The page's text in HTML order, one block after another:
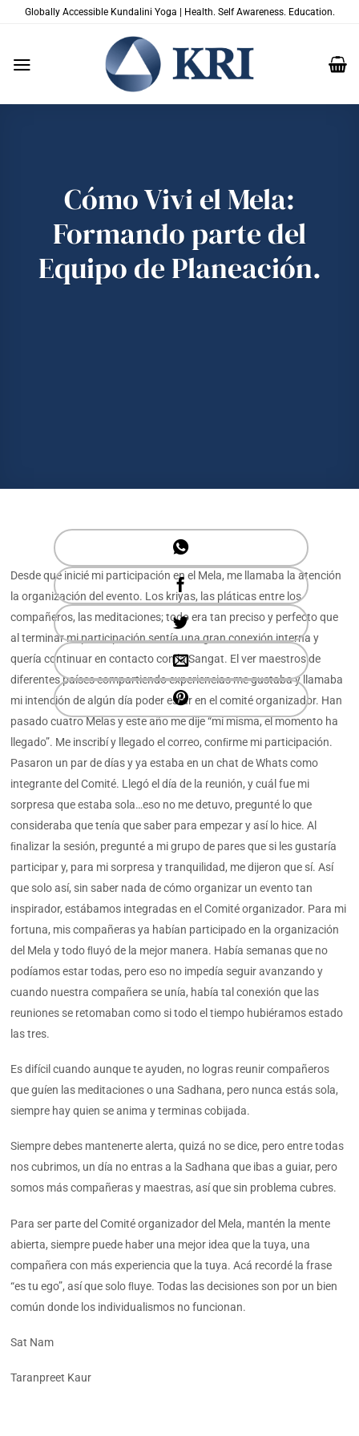
SaltaGlobally Accessible Kundalini Yoga | Health. Self Awareness. Education.
Cómo Vivi el Mela:
Formando parte del
Equipo de Planeación.
Desde que inicié mi participación en el Mela, me llamaba la atención
la organización del evento. Los kriyas, las pláticas entre los
compañeros, las meditaciones; todo era tan preciso y perfecto que
al terminar mi participación sentía una gran conexión interna y
quería continuar en contacto con la Sangat. El ver maestros de
diferentes países compartiendo experiencias me gustaba y llamaba
mi intención de algún día poder estar en el comité organizador. Han
pasado cuatro Melas y este año me dije “mí misma, el momento ha
llegado”. Me inscribí y llegado el correo, conﬁrme mi participación.
Pasaron un par de días y ya estaba en un chat de Whats como
integrante del Comité. Llegó el día de la reunión, y cuál fue mi
sorpresa que estaba sola…eso no me detuvo, pregunté lo que
consideraba que tenía que saber para empezar y así lo hice. Al
ﬁnalizar la sesión, pregunté a mi grupo de pares que si les gustaría
participar y, para mi sorpresa y tranquilidad, me dijeron que sí. Así
que solo así, sin saber nada de cómo organizar un evento tan
inspirador, estábamos integradas en el Comité organizador. Para mi
fortuna, mis compañeras ya habían participado en la organización
del Mela y todo ﬂuyó de la mejor manera. Había semanas que no
podíamos estar todas, pero eso no impedía seguir avanzando y
cuando nuestra compañera se unía, había tal conexión que las
reuniones se retomaban como si todo el tiempo hubiéramos estado
las tres.
Es difícil cuando aunque te ayuden, no logras reunir compañeros
que guíen las meditaciones o una Sadhana, pero nunca estás sola,
siempre hay quien se anima y terminas cobijada.
Siempre debes mantenerte alerta, quizá no se dice, pero entre todas
nos cubrimos, un día no entras a la Sadhana que ibas a guiar, pero
somos más compañeras y maestras, así que sin problema cubres.
Para ser parte del Comité organizador del Mela, mantén la mente
abierta, siempre puede haber una mejor idea que la tuya, una
compañera con más experiencia que la tuya. Acá recordé la frase
“es tu ego”, así que solo ﬂuye. Todas las decisiones son por un bien
común donde los individualismos no funcionan.
Sat Nam
Taranpreet Kaur